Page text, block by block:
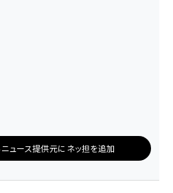
ュース提供元にネッ担を追加